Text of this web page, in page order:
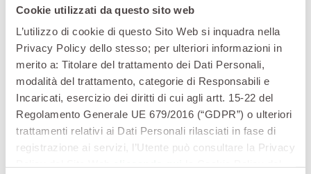
Cookie utilizzati da questo sito web
L’utilizzo di cookie di questo Sito Web si inquadra nella
Privacy Policy dello stesso; per ulteriori informazioni in
merito a: Titolare del trattamento dei Dati Personali,
modalità del trattamento, categorie di Responsabili e
Incaricati, esercizio dei diritti di cui agli artt. 15-22 del
Regolamento Generale UE 679/2016 (“GDPR”) o ulteriori
trattamenti relativi ai Dati Personali rilasciati in fase di
registrazione ai servizi, l’Utente può consultare la Privacy
per produrre non ha bisogno di alcun intervento
Nei successivi mesi estivi le campagne di Paceco
diventano dei quadri a cielo aperto, in cui il verde
intenso della vegetazione fa da sfondo a pois gialli che
altro non sono che i meloni maturi.
Anche se solo i più esperti sanno quando raccogliere
unmelone perfettamente maturo, la grande
produttività di questa varietà e la durevolezza che